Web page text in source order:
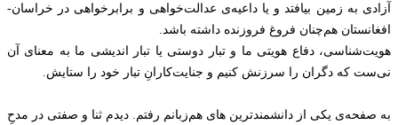
آزادی به زمین بیافتد و یا داعیه‌ی عدالت‌خواهی و برابرخواهی در خراسان-
افغانستان هم‌‌چنان فروغ فروزنده داشته باشد.
هویت‌شناسی،‌ دفاع هویتی ما و تبار دوستی یا تبار‌ اندیشی ما به معنای آن
نی‌ست که دگران را سرزنش کنیم و جنایت‌کارانِ تبار خود را ستایش.
به صفحه‌ی یکی از دانشمند‌ترین های هم‌زبانم رفتم.‌ دیدم ثنا و صفتی در مدحِ